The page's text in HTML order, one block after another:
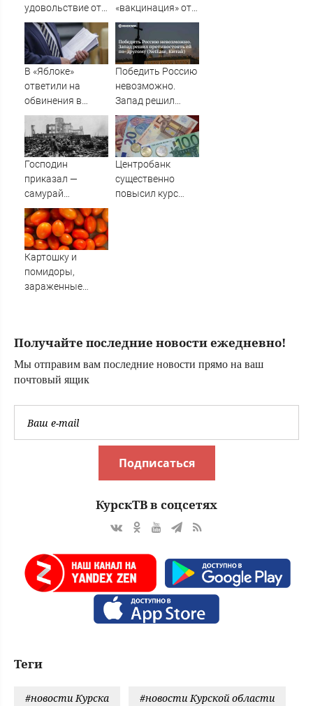
удовольствие от
пропускания чего-
либо»
«вакцинация» от
Грефа для
«дорогих
россиян»
В «Яблоке»
ответили на
обвинения в
иностранном
финансировании
Победить Россию
невозможно.
Запад решил
противостоять ей
по-другому
(NetEase, Китай)
Господин
приказал —
самурай
исполнил: почему
японцы забыли,
кто сжег
Хиросиму
Центробанк
существенно
повысил курс
Картошку и
помидоры,
зараженные
Амурскую
Получайте последние новости ежедневно!
Мы отправим вам последние новости прямо на ваш
почтовый ящик
Подписаться
КурскТВ в соцсетях
Теги
#новости Курска #новости Курской области